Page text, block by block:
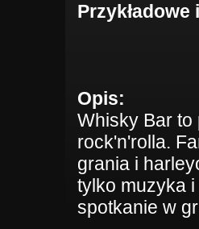
Przykładowe
Opis:
Whisky Bar to
rock'n'rolla.
grania i
tylko muzyka
spotkanie w